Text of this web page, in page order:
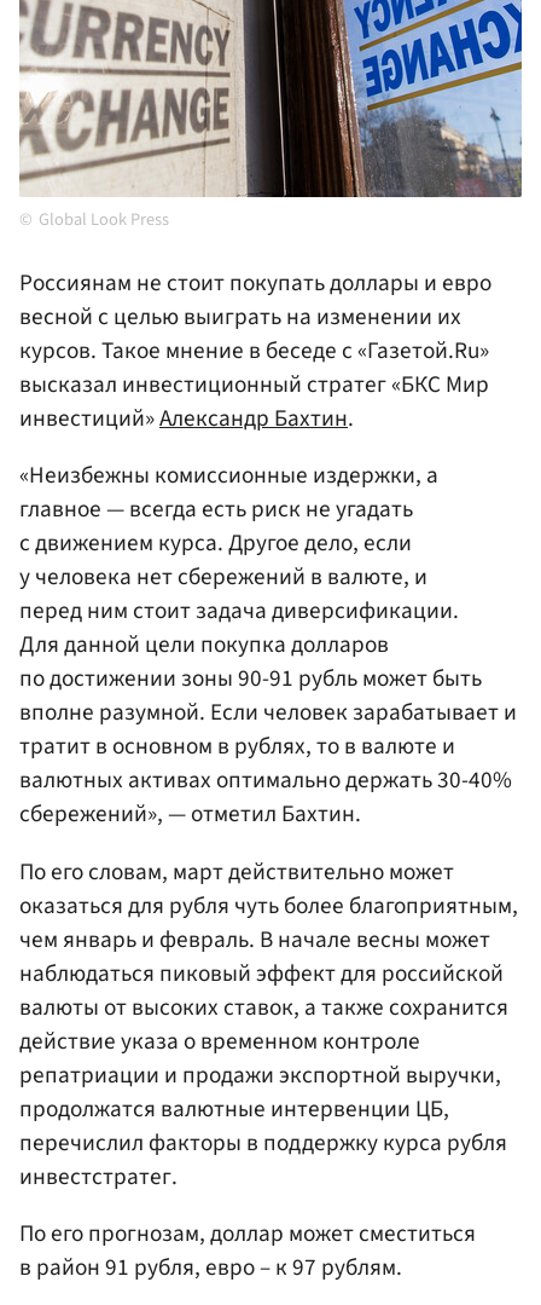
Global Look Press
Россиянам не стоит покупать доллары и евро
весной с целью выиграть на изменении их
курсов. Такое мнение в беседе с «Газетой.Ru»
высказал инвестиционный стратег «БКС Мир
инвестиций»Александр Бахтин.
«Неизбежны комиссионные издержки, а
главное — всегда есть риск не угадать
с движением курса. Другое дело, если
у человека нет сбережений в валюте, и
перед ним стоит задача диверсификации.
Для данной цели покупка долларов
по достижении зоны 90-91 рубль может быть
вполне разумной. Если человек зарабатывает и
тратит в основном в рублях, то в валюте и
валютных активах оптимально держать 30-40%
сбережений», — отметил Бахтин.
По его словам, март действительно может
оказаться для рубля чуть более благоприятным,
чем январь и февраль. В начале весны может
наблюдаться пиковый эффект для российской
валюты от высоких ставок, а также сохранится
действие указа о временном контроле
репатриации и продажи экспортной выручки,
продолжатся валютные интервенции ЦБ,
перечислил факторы в поддержку курса рубля
инвестстратег.
По его прогнозам, доллар может сместиться
в район 91 рубля, евро – к 97 рублям.